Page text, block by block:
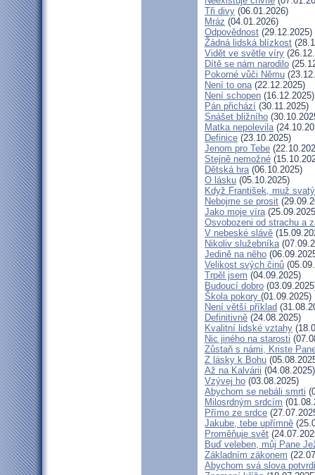
Tři divy (06.01.2026)
Mráz (04.01.2026)
Odpovědnost (29.12.2025)
Žádná lidská blízkost
Vidět ve světle víry
Dítě se nám narodilo
Pokorné vůči Němu
Není to ona(22.12.2025)
Není schopen (16.12.2025)
Pán přichází (30.11.2025)
Snášet bližního
Matka nepolevila
Definice (23.10.2025)
Jenom pro Tebe
Stejně nemožné
Dětská hra(06.10.2025)
O lásku (05.10.2025)
Když František, muž svatý
Nebojme se prosit
Jako moje víra
Osvobozeni od strachu a
V nebeské slávě
Nikoliv služebníka
Jedině na něho
Velikost svých činů
Trpěl jsem (04.09.2025)
Budoucí dobro
Škola pokory (01.09.2025)
Není větší příklad
Definitivně (24.08.2025)
Kvalitní lidské vztahy
Nic jiného na starosti
Zůstaň s námi, Kriste
Z lásky k Bohu
Až na Kalvárii (04.08.2025)
Vzývej ho (03.08.2025)
Abychom se nebáli smrti
Milosrdným srdcím
Přímo ze srdce
Jakube, tebe upřímně
Proměňuje svět
Buď veleben, můj Pane
Základním zákonem
Abychom svá slova